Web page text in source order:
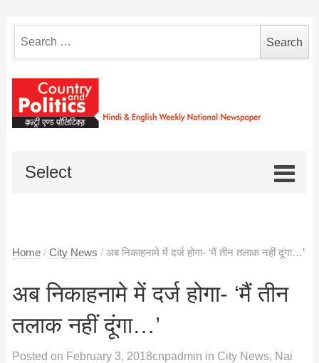
for:
Select
Home / City News / अब निकाहनामे में दर्ज होगा- ‘मैं तीन तलाक नहीं दूंगा…’
अब निकाहनामे में दर्ज होगा- ‘मैं तीन
तलाक नहीं दूंगा…’
Posted on February 3, 2018cnpadmin in City News, Nai